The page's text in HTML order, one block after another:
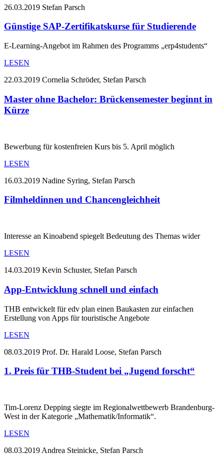
26.03.2019 Stefan Parsch
Günstige SAP-Zertifikatskurse für Studierende
E-Learning-Angebot im Rahmen des Programms „erp4students“
LESEN
22.03.2019 Cornelia Schröder, Stefan Parsch
Master ohne Bachelor: Brückensemester beginnt in
Kürze
Bewerbung für kostenfreien Kurs bis 5. April möglich
LESEN
16.03.2019 Nadine Syring, Stefan Parsch
Filmheldinnen und Chancengleichheit
Interesse an Kinoabend spiegelt Bedeutung des Themas wider
LESEN
14.03.2019 Kevin Schuster, Stefan Parsch
App-Entwicklung schnell und einfach
THB entwickelt für edv plan einen Baukasten zur einfachen
Erstellung von Apps für touristische Angebote
LESEN
08.03.2019 Prof. Dr. Harald Loose, Stefan Parsch
1. Preis für THB-Student bei „Jugend forscht“
Tim-Lorenz Depping siegte im Regionalwettbewerb Brandenburg-
West in der Kategorie „Mathematik/Informatik“.
LESEN
08.03.2019 Andrea Steinicke, Stefan Parsch